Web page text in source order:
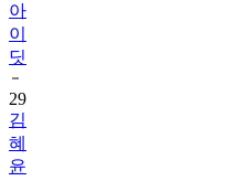
아
이
딧
29
김
혜
윤